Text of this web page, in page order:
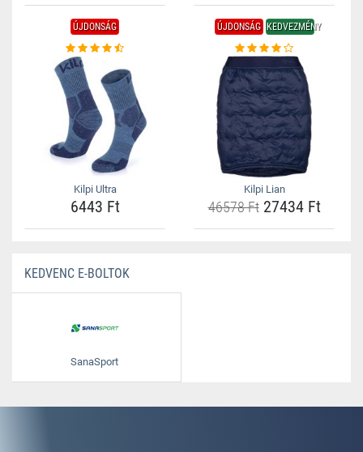
ÚJDONSÁG
Kilpi Ultra
6443 Ft
ÚJDONSÁG KEDVEZMÉNY
Kilpi Lian
46578 Ft27434 Ft
KEDVENC E-BOLTOK
SanaSport